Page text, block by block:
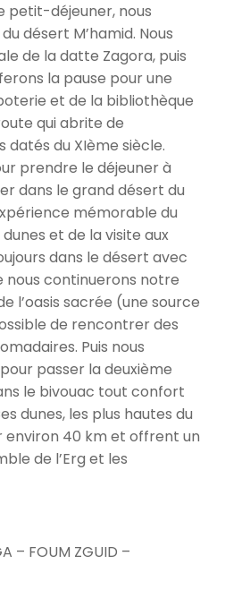
petit-déjeuner, nous
désert M’hamid. Nous
de la datte Zagora, puis
la pause pour une
et de la bibliothèque
qui abrite de
datés du XIème siècle.
prendre le déjeuner à
dans le grand désert du
mémorable du
et de la visite aux
dans le désert avec
nous continuerons notre
l’oasis sacrée (une source
de rencontrer des
Puis nous
passer la deuxième
le bivouac tout confort
dunes, les plus hautes du
environ 40 km et offrent un
de l’Erg et les
– FOUM ZGUID –